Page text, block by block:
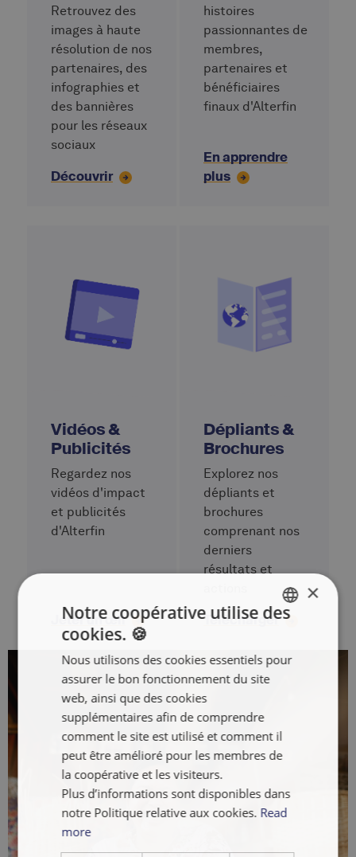
Retrouvez des
images à haute
résolution de nos
partenaires, des
infographies et
des bannières
pour les réseaux
sociaux
Découvrir
histoires
passionnantes de
membres,
partenaires et
bénéficiaires
finaux d'Alterfin
En apprendre
plus
Vidéos &
Publicités
Regardez nos
vidéos d'impact
et publicités
d'Alterfin
Jeter un œil
Dépliants &
Brochures
Explorez nos
dépliants et
brochures
comprenant nos
derniers
résultats et
Télécharger
FRANÇAIS
×
Notre coopérative utilise des
cookies. 🍪
Nous utilisons des cookies essentiels pour
assurer le bon fonctionnement du site
web, ainsi que des cookies
supplémentaires afin de comprendre
comment le site est utilisé et comment il
peut être amélioré pour les membres de
la coopérative et les visiteurs.
Plus d’informations sont disponibles dans
notre Politique relative aux cookies. Read
more